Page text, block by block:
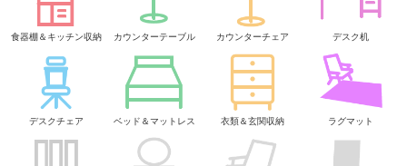
食器棚＆キッチン収納 カウンターテーブル カウンターチェア デスク机
デスクチェア ベッド＆マットレス 衣類＆玄関収納 ラグマット